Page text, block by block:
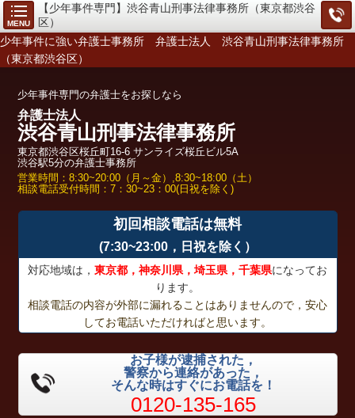
MENU
【少年事件専門】渋谷青山刑事法律事務所（東京都渋谷
区）
少年事件に強い弁護士事務所 弁護士法人 渋谷青山刑事法律事務所
（東京都渋谷区）
少年事件専門の弁護士をお探しなら
弁護士法人
渋谷青山刑事法律事務所
東京都渋谷区桜丘町16-6 サンライズ桜丘ビル5A
渋谷駅5分の弁護士事務所
営業時間：8:30~20:00（月～金）,8:30~18:00（土）
相談電話受付時間：7：30~23：00(日祝を除く)
初回相談電話は無料
(7:30~23:00，日祝を除く）
対応地域は， 東京都，神奈川県，埼玉県，千葉県になってお
ります。
相談電話の内容が外部に漏れることはありませんので，安心
してお電話いただければと思います。
お子様が逮捕された，
警察から連絡があった，
そんな時はすぐにお電話を！
0120-135-165